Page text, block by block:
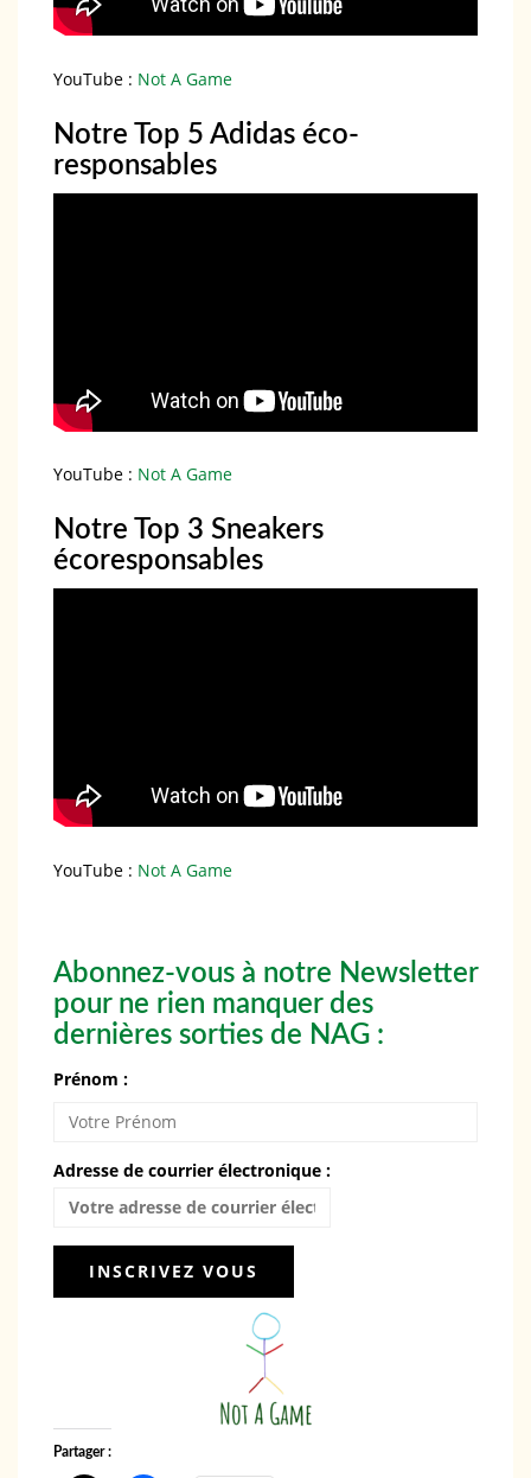
YouTube : Not A Game
Notre Top 5 Adidas éco-
responsables
YouTube : Not A Game
Notre Top 3 Sneakers
écoresponsables
YouTube : Not A Game
Abonnez-vous à notre Newsletter
pour ne rien manquer des
dernières sorties de NAG :
Prénom :
Adresse de courrier électronique :
Partager :